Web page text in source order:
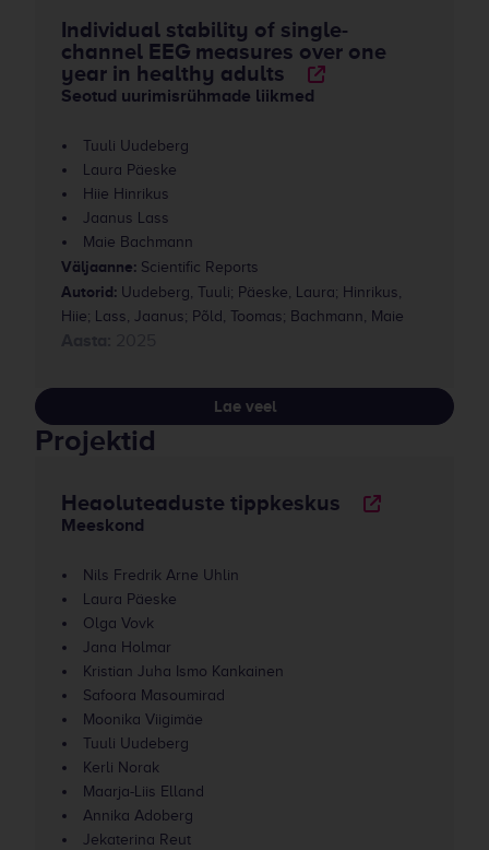
Individual stability of single-
channel EEG measures over one
year in healthy adults
Seotud uurimisrühmade liikmed
Tuuli Uudeberg
Laura Päeske
Hiie Hinrikus
Jaanus Lass
Maie Bachmann
Väljaanne: Scientific Reports
Autorid: Uudeberg, Tuuli; Päeske, Laura; Hinrikus,
Hiie; Lass, Jaanus; Põld, Toomas; Bachmann, Maie
Lae veel
Projektid
Heaoluteaduste tippkeskus
Meeskond
Nils Fredrik Arne Uhlin
Laura Päeske
Olga Vovk
Jana Holmar
Kristian Juha Ismo Kankainen
Safoora Masoumirad
Moonika Viigimäe
Tuuli Uudeberg
Kerli Norak
Maarja-Liis Elland
Annika Adoberg
Jekaterina Reut